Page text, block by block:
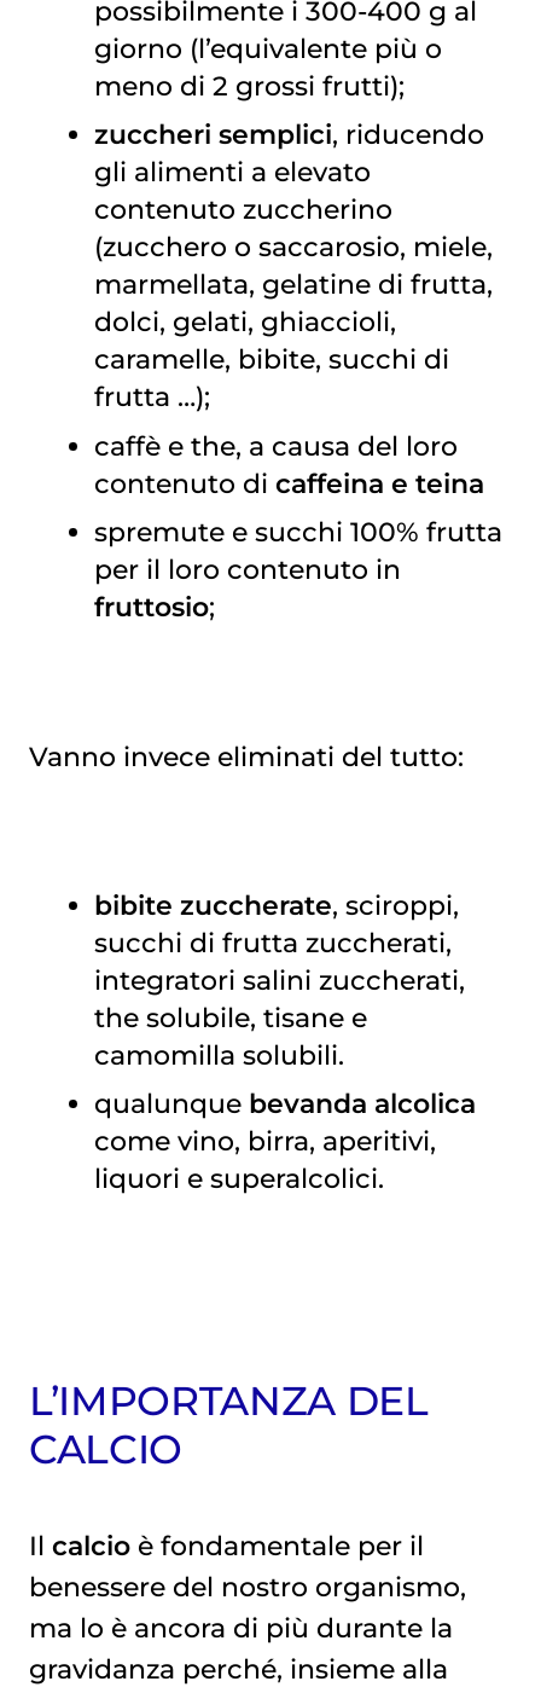
possibilmente i 300-400 g al
giorno (l’equivalente più o
meno di 2 grossi frutti);
zuccheri semplici, riducendo
gli alimenti a elevato
contenuto zuccherino
(zucchero o saccarosio, miele,
marmellata, gelatine di frutta,
dolci, gelati, ghiaccioli,
caramelle, bibite, succhi di
frutta …);
caffè e the, a causa del loro
contenuto di caffeina e teina
spremute e succhi 100% frutta
per il loro contenuto in
fruttosio;
Vanno invece eliminati del tutto:
bibite zuccherate, sciroppi,
succhi di frutta zuccherati,
integratori salini zuccherati,
the solubile, tisane e
camomilla solubili.
qualunque bevanda alcolica
come vino, birra, aperitivi,
liquori e superalcolici.
L’IMPORTANZA DEL
CALCIO
Il calcioè fondamentale per il
benessere del nostro organismo,
ma lo è ancora di più durante la
gravidanza perché, insieme alla